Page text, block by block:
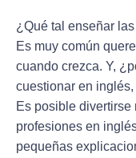
¿Qué tal enseñar
Es muy común
cuando crezca. Y,
cuestionar en
Es posible
profesiones en
pequeñas